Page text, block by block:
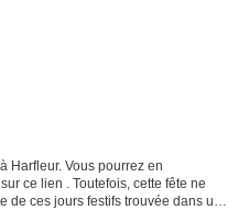
Harfleur. Vous pourrez en
ce lien . Toutefois, cette fête ne
de ces jours festifs trouvée dans un